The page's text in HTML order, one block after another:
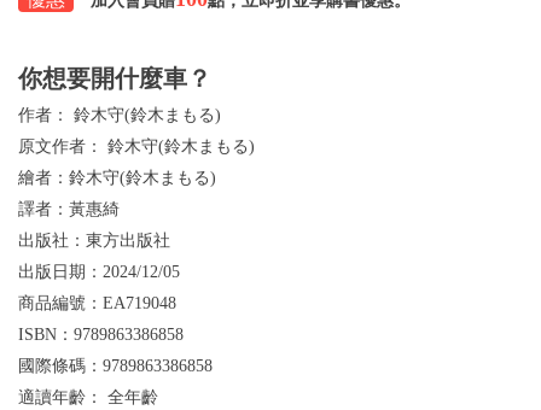
你想要開什麼車？
作者： 鈴木守(鈴木まもる)
原文作者： 鈴木守(鈴木まもる)
繪者： 鈴木守(鈴木まもる)
譯者： 黃惠綺
出版社： 東方出版社
出版日期： 2024/12/05
商品編號： EA719048
ISBN： 9789863386858
國際條碼： 9789863386858
適讀年齡： 全年齡